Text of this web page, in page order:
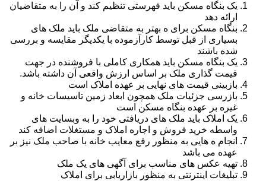
یک بنگاه مسکن باید فهرستی تنظیم کند و آن را به متقاضیان
ارائه دهد
بنگاه مسکن برای ه بهتر به متقاضی ملک باید ملک های
بسیاری از قبل توسط کارآزموده با یکدیگر مقایسه و بررسی
شده باشند
یک بنگاه مسکن باید همکاری کاملی با فروشنده در جهت
قیمت گذاری ملک بر اساس ارزش واقعی آن داشته باشد.
بازبینی قیمت های نهایی بر عهده املاک است
بازرسی جزئیات ملک همچون ابعاد زمین تاسیسات خانه و
غیره بر عهده بنگاه مسکن است
یک املاک باید ملک های دریافتی خود را به وبسایت های
واسطه خرید فروش و اجاره املاک و مستغلات اضافه کند
انجام ه هایی به منظور رفع معایب خانه با صاحب ملک نیز بر
عهده می باشد
تهیه عکس های مناسب برای آگهی های یک ملک
تبلیغات اینترنتی به منظور بازاریابی برای املاک